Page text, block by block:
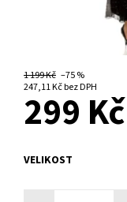
1 199 Kč –75 %
247,11 Kč bez DPH
299 Kč
VELIKOST